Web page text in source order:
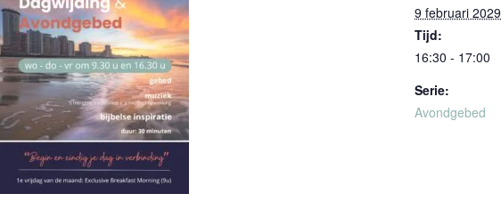
9 februari 2029
Tijd:
16:30 - 17:00
Serie:
Avondgebed